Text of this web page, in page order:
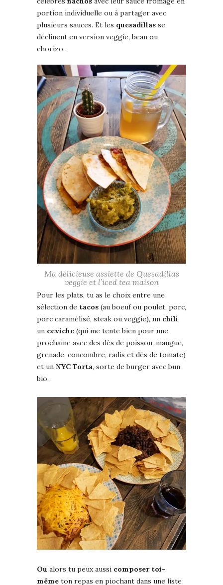
portion individuelle ou à partager avec
plusieurs sauces. Et les quesadillas se
déclinent en version veggie, bean ou
chorizo.
Ma délicieuse assiette de Quesadillas
veggie et l’iced tea maison
Pour les plats, tu as le choix entre une
sélection de tacos (au boeuf ou poulet, porc,
porc caramélisé, steak ou veggie), un chili,
un ceviche (qui me tente bien pour une
prochaine avec des dés de poisson, mangue,
grenade, concombre, radis et dés de tomate)
et un NYC Torta, sorte de burger avec bun
bio.
Ou alors tu peux aussi composer toi-
même ton repas en piochant dans une liste